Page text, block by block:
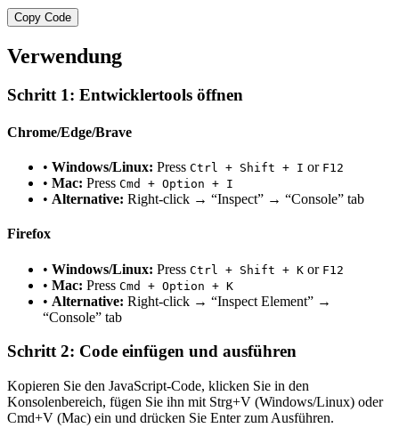
Copy Code
Verwendung
Schritt 1: Entwicklertools öffnen
Chrome/Edge/Brave
• Windows/Linux: Press Ctrl + Shift + I or F12
• Mac: Press Cmd + Option + I
• Alternative: Right-click → “Inspect” → “Console” tab
Firefox
• Windows/Linux: Press Ctrl + Shift + K or F12
• Mac: Press Cmd + Option + K
• Alternative: Right-click → “Inspect Element” →
“Console” tab
Schritt 2: Code einfügen und ausführen
Kopieren Sie den JavaScript-Code, klicken Sie in den
Konsolenbereich, fügen Sie ihn mit Strg+V (Windows/Linux) oder
Cmd+V (Mac) ein und drücken Sie Enter zum Ausführen.